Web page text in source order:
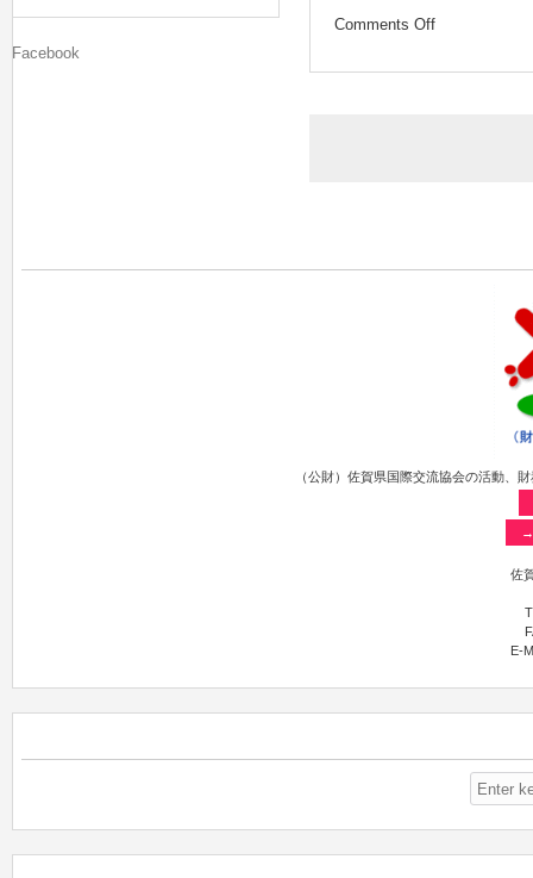
Facebook
Comments Off
（公財）佐賀県国際交流協会の活動、
→
佐
E-